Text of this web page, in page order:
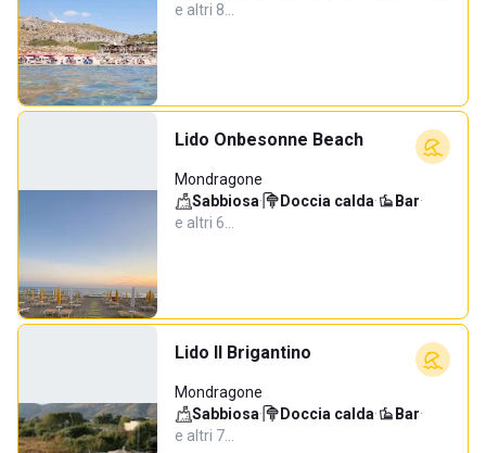
e altri 8…
Lido Onbesonne Beach
Mondragone
Sabbiosa· Doccia calda· Bar·
e altri 6…
Lido Il Brigantino
Mondragone
Sabbiosa· Doccia calda· Bar·
e altri 7…